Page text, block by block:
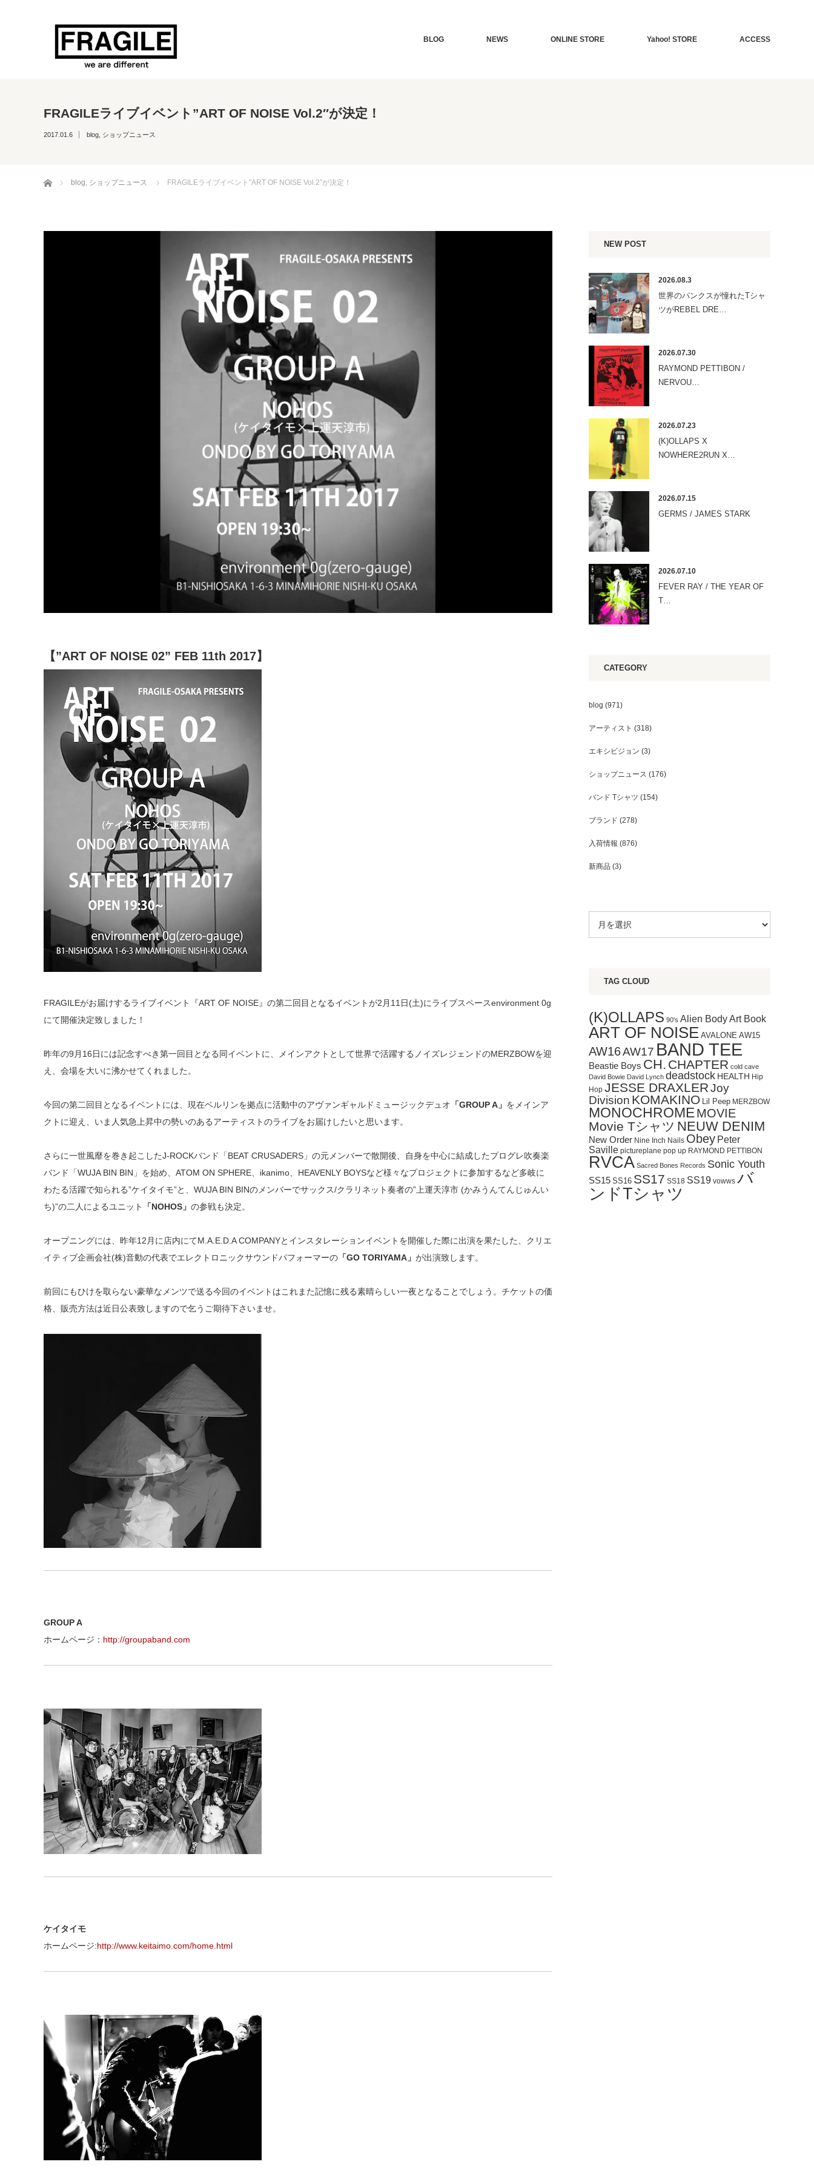
BLOG NEWS ONLINE STORE Yahoo! STORE ACCESS
FRAGILEライブイベント”ART OF NOISE Vol.2″が決定！
2017.01.6 blog ショップニュース
ホーム blog, ショップニュース FRAGILEライブイベント”ART OF NOISE Vol.2″が決定！
【”ART OF NOISE 02” FEB 11th 2017】
FRAGILEがお届けするライブイベント『ART OF NOISE』の第二回目となるイベントが2月11日(土)にライブスペースenvironment 0g
にて開催決定致しました！
昨年の9月16日には記念すべき第一回目となる同イベントに、メインアクトとして世界で活躍するノイズレジェンドのMERZBOWを迎
え、会場を大いに沸かせてくれました。
今回の第二回目となるイベントには、現在ベルリンを拠点に活動中のアヴァンギャルドミュージックデュオ 「GROUP A」 をメインア
クトに迎え、いま人気急上昇中の勢いのあるアーティストのライブをお届けしたいと思います。
さらに一世風靡を巻き起こしたJ-ROCKバンド「BEAT CRUSADERS」の元メンバーで散開後、自身を中心に結成したプログレ吹奏楽
バンド「WUJA BIN BIN」を始め、ATOM ON SPHERE、ikanimo、HEAVENLY BOYSなど様々なプロジェクトに参加するなど多岐に
わたる活躍で知られる”ケイタイモ”と、WUJA BIN BINのメンバーでサックス/クラリネット奏者の”上運天淳市 (かみうんてんじゅんい
ち)”の二人によるユニット
「NOHOS」 の参戦も決定。
オープニングには、昨年12月に店内にてM.A.E.D.A COMPANYとインスタレーションイベントを開催した際に出演を果たした、クリエ
イティブ企画会社(株)音動の代表でエレクトロニックサウンドパフォーマーの 「GO TORIYAMA」 が出演致します。
前回にもひけを取らない豪華なメンツで送る今回のイベントはこれまた記憶に残る素晴らしい一夜となることでしょう。チケットの価
格、販売方法は近日公表致しますので乞うご期待下さいませ。
GROUP A
ホームページ： http://groupaband.com
ケイタイモ
ホームページ:http://www.keitaimo.com/home.html
NEW POST
2026.08.3
世界のパンクスが憧れたTシャ
ツがREBEL DRE…
2026.07.30
RAYMOND PETTIBON /
NERVOU…
2026.07.23
(K)OLLAPS X
NOWHERE2RUN X…
2026.07.15
GERMS / JAMES STARK
2026.07.10
FEVER RAY / THE YEAR OF
T…
CATEGORY
blog (971)
アーティスト (318)
エキシビジョン (3)
ショップニュース (176)
バンド Tシャツ (154)
ブランド (278)
入荷情報 (876)
新商品 (3)
TAG CLOUD
(K)OLLAPS 90's Alien BodyArt Book
ART OF NOISE AVALONE AW15
AW16AW17 BAND TEE
Beastie Boys CH. CHAPTER cold cave
David Bowie David Lynch deadstock HEALTH Hip
Hop JESSE DRAXLERJoy
Division KOMAKINO Lil Peep MERZBOW
MONOCHROMEMOVIE
Movie Tシャツ NEUW DENIM
New Order Nine Inch Nails Obey Peter
Saville pictureplane pop up RAYMOND PETTIBON
RVCA Sacred Bones Records Sonic Youth
SS15 SS16 SS17 SS18 SS19 vowws バ
ンドTシャツ